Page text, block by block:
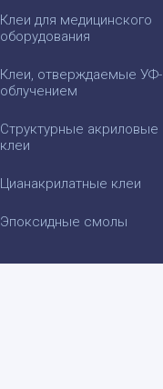
Клеи для медицинского
оборудования
Клеи, отверждаемые УФ-
облучением
Структурные акриловые
клеи
Цианакрилатные клеи
Эпоксидные смолы